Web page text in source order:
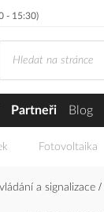
- 15:30)
Partneři Blog
Fotovoltaika
a signalizace